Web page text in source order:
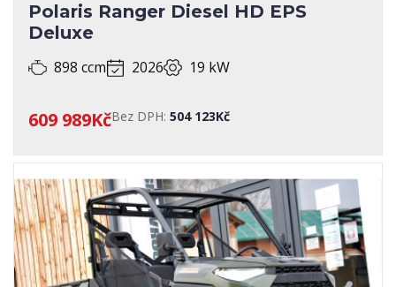
Polaris Ranger Diesel HD EPS
Deluxe
898 ccm 2026 19 kW
609 989KčBez DPH: 504 123Kč